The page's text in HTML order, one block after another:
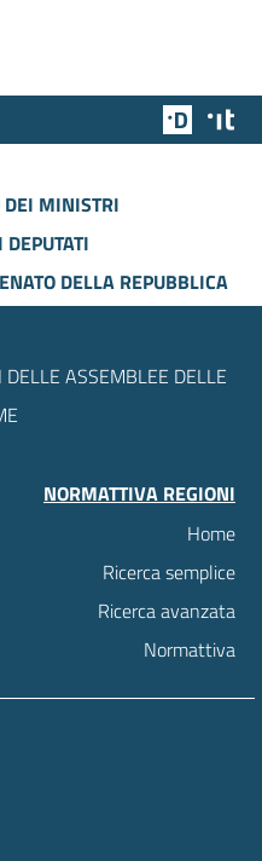
Team
DEI MINISTRI
DELLA REPUBBLICA
ASSEMBLEE DELLE
NORMATTIVA REGIONI
Home
Ricerca semplice
Ricerca avanzata
Normattiva